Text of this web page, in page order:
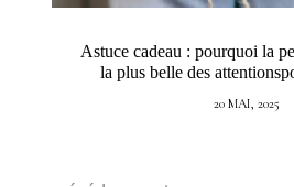
Astuce cadeau : pourquoi la
la plus belle des
20 MAI, 2025